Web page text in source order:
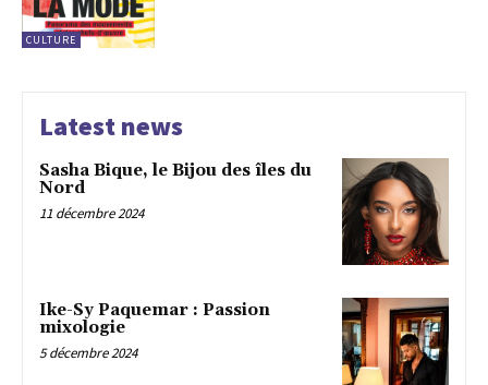
CULTURE
Latest news
Sasha Bique, le Bijou des îles du
Nord
11 décembre 2024
Ike-Sy Paquemar : Passion
mixologie
5 décembre 2024